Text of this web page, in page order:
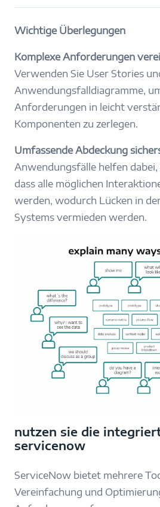
Wichtige Überlegungen
Komplexe Anforderungen
Verwenden Sie User Stories
Anwendungsfalldiagramme,
Anforderungen in leicht
Komponenten zu zerlegen.
Umfassende Abdeckung
Anwendungsfälle helfen dabei,
dass alle möglichen
werden, wodurch Lücken in
Systems vermieden werden.
nutzen sie die
servicenow
ServiceNow bietet mehrere
Vereinfachung und